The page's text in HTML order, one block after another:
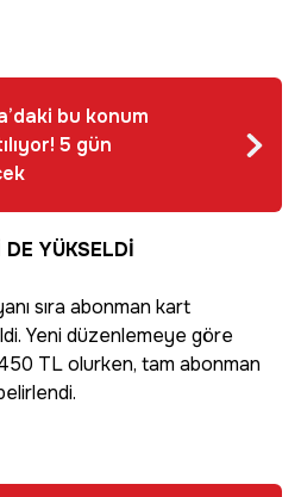
bu konum
5 gün
YÜKSELDİ
sıra abonman kart
Yeni düzenlemeye göre
TL olurken, tam abonman